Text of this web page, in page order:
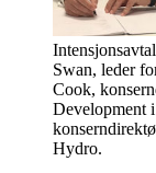
Swan, leder
Cook,
Development
Hydro.